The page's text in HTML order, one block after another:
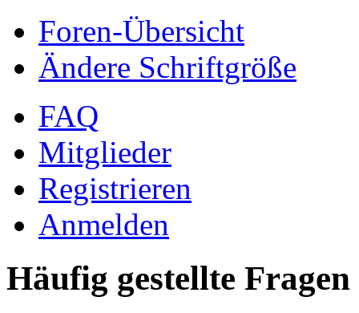
Foren-Übersicht
Ändere Schriftgröße
FAQ
Mitglieder
Registrieren
Anmelden
Häufig gestellte Fragen